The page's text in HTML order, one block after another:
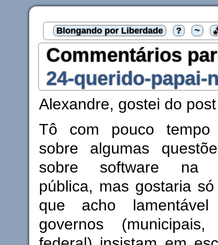
Blongando por Liberdade ? ~
Commentários
24-querido-papai-
Alexandre, gostei do
Tô com pouco tempo
sobre algumas
sobre software na
pública, mas gostaria
que acho
governos